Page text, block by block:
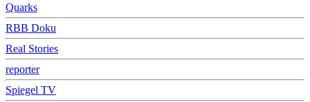
Quarks
RBB Doku
Real Stories
reporter
Spiegel TV